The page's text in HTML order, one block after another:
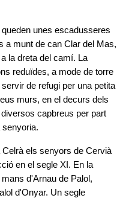
queden unes escadusseres
a munt de can Clar del Mas,
la dreta del camí. La
reduïdes, a mode de torre
de refugi per una petita
murs, en el decurs dels
capbreus per part
senyoria.
els senyors de Cervià
en el segle XI. En la
d'Arnau de Palol,
d'Onyar. Un segle